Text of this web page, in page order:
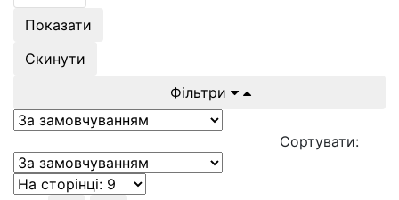
Показати
Скинути
Фільтри
Сортувати: